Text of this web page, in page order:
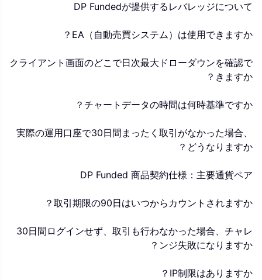
DP Fundedが提供するレバレッジについて
EA（自動売買システム）は使用できますか？
クライアント画面のどこで日次最大ドローダウンを確認で
きますか？
チャートデータの時間は何時基準ですか？
実際の運用口座で30日間まったく取引がなかった場合、
どうなりますか？
DP Funded 商品契約仕様：主要通貨ペア
取引期限の90日はいつからカウントされますか？
30日間ログインせず、取引も行わなかった場合、チャレ
ンジ失敗になりますか？
IP制限はありますか？